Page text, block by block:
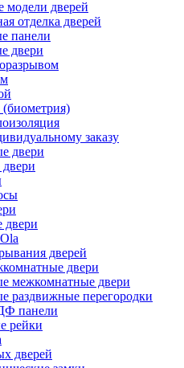
модели дверей
отделка дверей
панели
двери
заказу
двери
двери
дверей
двери
межкомнатные двери
раздвижные перегородки
панели
рейки
дверей